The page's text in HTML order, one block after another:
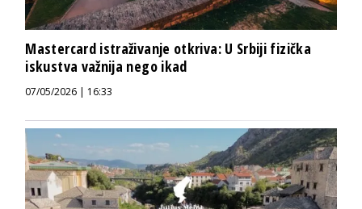
Mastercard istraživanje otkriva: U Srbiji fizička
iskustva važnija nego ikad
07/05/2026 | 16:33